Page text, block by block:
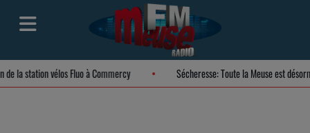
de la station vélos Fluo à Commercy Sécheresse: Toute la Meuse est